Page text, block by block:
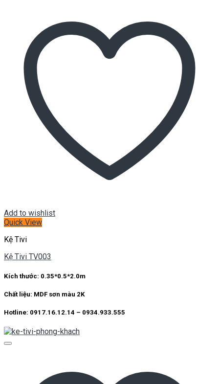
Add to wishlist
Quick View
Kệ Tivi
Kệ Tivi TV003
Kích thước: 0.35*0.5*2.0m
Chất liệu: MDF sơn màu 2K
Hotline: 0917.16.12.14 – 0934.933.555